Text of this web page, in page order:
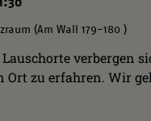
(Am Wall 179-180 )
verbergen
Ort zu erfahren. Wir